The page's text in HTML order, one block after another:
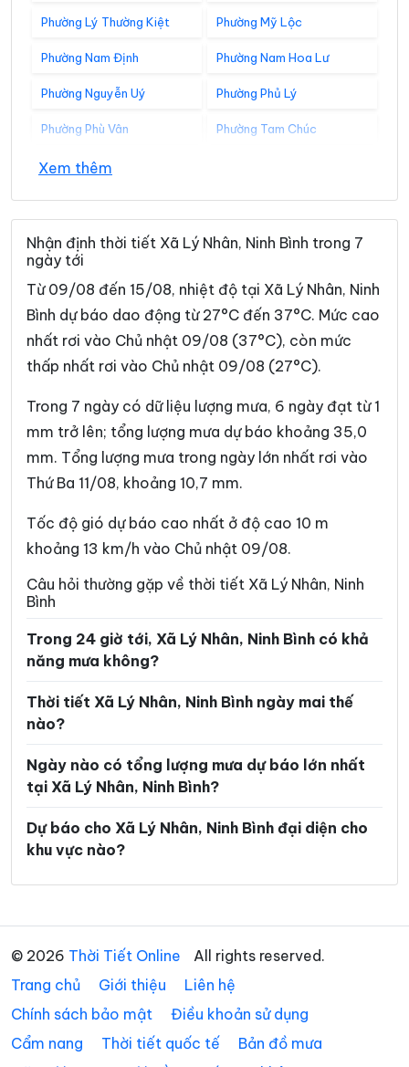
Phường Lý Thường Kiệt Phường Mỹ Lộc
Phường Nam Định Phường Nam Hoa Lư
Phường Nguyễn Uý Phường Phủ Lý
Phường Phù Vân Phường Tam Chúc
Phường Tam Điệp
Phường Thành Nam Phường Thiên Trường
Phường Tiên Sơn Phường Trung Sơn
Phường Trường Thi
Phường Yên Sơn Phường Yên Thắng
Xã Bắc Lý Xã Bình An
Xã Bình Giang Xã Bình Lục
Xã Bình Minh Xã Bình Mỹ
Xã Bình Sơn Xã Cát Thành
Xã Chất Bình Xã Cổ Lễ
Xã Cúc Phương Xã Đại Hoàng
Xã Định Hóa Xã Đồng Thái
Xã Đồng Thịnh Xã Gia Hưng
Xã Gia Trấn
Xã Gia Vân Xã Gia Viễn
Xã Giao Bình
Xã Giao Hưng Xã Giao Minh
Xã Giao Ninh Xã Giao Phúc
Xã Giao Thuỷ
Xã Hải Thịnh Xã Hải Tiến
Xã Hải Xuân Xã Hiển Khánh
Xã Hồng Phong Xã Khánh Hội
Xã Khánh Nhạc Xã Khánh Thiện
Xem thêm
Nhận định thời tiết Xã Lý Nhân, Ninh Bình trong 7
ngày tới
Từ 09/08 đến 15/08, nhiệt độ tại Xã Lý Nhân, Ninh
Bình dự báo dao động từ 27°C đến 37°C. Mức cao
nhất rơi vào Chủ nhật 09/08 (37°C), còn mức
thấp nhất rơi vào Chủ nhật 09/08 (27°C).
Trong 7 ngày có dữ liệu lượng mưa, 6 ngày đạt từ 1
mm trở lên; tổng lượng mưa dự báo khoảng 35,0
mm. Tổng lượng mưa trong ngày lớn nhất rơi vào
Thứ Ba 11/08, khoảng 10,7 mm.
Tốc độ gió dự báo cao nhất ở độ cao 10 m
khoảng 13 km/h vào Chủ nhật 09/08.
Câu hỏi thường gặp về thời tiết Xã Lý Nhân, Ninh
Bình
Trong 24 giờ tới, Xã Lý Nhân, Ninh Bình có khả
năng mưa không?
Thời tiết Xã Lý Nhân, Ninh Bình ngày mai thế
nào?
Ngày nào có tổng lượng mưa dự báo lớn nhất
tại Xã Lý Nhân, Ninh Bình?
Dự báo cho Xã Lý Nhân, Ninh Bình đại diện cho
khu vực nào?
© 2026 Thời Tiết Online
All rights reserved.
Trang chủ
Giới thiệu
Liên hệ
Chính sách bảo mật
Điều khoản sử dụng
Cẩm nang
Thời tiết quốc tế
Bản đồ mưa